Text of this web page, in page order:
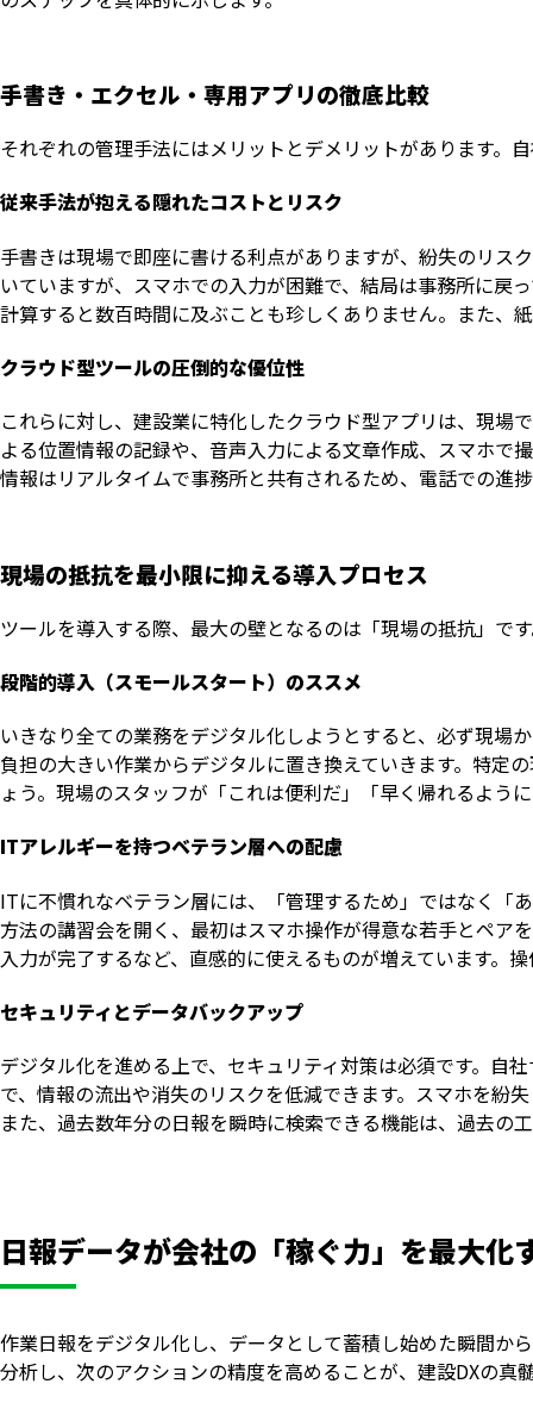
手書き・エクセル・専用アプリの徹底比較
それぞれの管理手法にはメリットとデメリットがあります。
従来手法が抱える隠れたコストとリスク
手書きは現場で即座に書ける利点がありますが、紛失のリス
いていますが、スマホでの入力が困難で、結局は事務所に戻
計算すると数百時間に及ぶことも珍しくありません。また、
クラウド型ツールの圧倒的な優位性
これらに対し、建設業に特化したクラウド型アプリは、現場
よる位置情報の記録や、音声入力による文章作成、スマホで
情報はリアルタイムで事務所と共有されるため、電話での進
現場の抵抗を最小限に抑える導入プロセス
ツールを導入する際、最大の壁となるのは「現場の抵抗」で
段階的導入（スモールスタート）のススメ
いきなり全ての業務をデジタル化しようとすると、必ず現場
負担の大きい作業からデジタルに置き換えていきます。特定
ょう。現場のスタッフが「これは便利だ」「早く帰れるよう
ITアレルギーを持つベテラン層への配慮
ITに不慣れなベテラン層には、「管理するため」ではなく「
方法の講習会を開く、最初はスマホ操作が得意な若手とペア
入力が完了するなど、直感的に使えるものが増えています。
セキュリティとデータバックアップ
デジタル化を進める上で、セキュリティ対策は必須です。自
で、情報の流出や消失のリスクを低減できます。スマホを紛
また、過去数年分の日報を瞬時に検索できる機能は、過去の
日報データが会社の「稼ぐ力」を最大化
作業日報をデジタル化し、データとして蓄積し始めた瞬間か
分析し、次のアクションの精度を高めることが、建設DXの真